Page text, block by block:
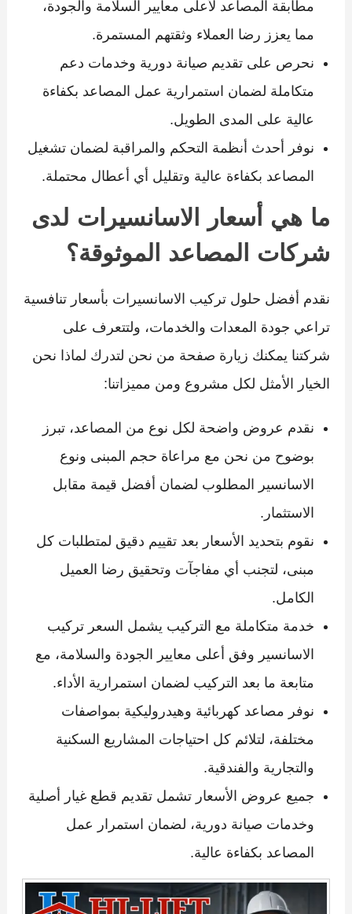
مطابقة المصاعد لأعلى معايير السلامة والجودة،
مما يعزز رضا العملاء وثقتهم المستمرة.
نحرص على تقديم صيانة دورية وخدمات دعم
متكاملة لضمان استمرارية عمل المصاعد بكفاءة
عالية على المدى الطويل.
نوفر أحدث أنظمة التحكم والمراقبة لضمان تشغيل
المصاعد بكفاءة عالية وتقليل أي أعطال محتملة.
ما هي أسعار الاسانسيرات لدى
شركات المصاعد الموثوقة؟
نقدم أفضل حلول تركيب الاسانسيرات بأسعار تنافسية
تراعي جودة المعدات والخدمات، ولتتعرف على
شركتنا يمكنك زيارة صفحة من نحن لتدرك لماذا نحن
الخيار الأمثل لكل مشروع ومن مميزاتنا:
نقدم عروض واضحة لكل نوع من المصاعد، تبرز
بوضوح من نحن مع مراعاة حجم المبنى ونوع
الاسانسير المطلوب لضمان أفضل قيمة مقابل
الاستثمار.
نقوم بتحديد الأسعار بعد تقييم دقيق لمتطلبات كل
مبنى، لتجنب أي مفاجآت وتحقيق رضا العميل
الكامل.
خدمة متكاملة مع التركيب يشمل السعر تركيب
الاسانسير وفق أعلى معايير الجودة والسلامة، مع
متابعة ما بعد التركيب لضمان استمرارية الأداء.
نوفر مصاعد كهربائية وهيدروليكية بمواصفات
مختلفة، لتلائم كل احتياجات المشاريع السكنية
والتجارية والفندقية.
جميع عروض الأسعار تشمل تقديم قطع غيار أصلية
وخدمات صيانة دورية، لضمان استمرار عمل
المصاعد بكفاءة عالية.